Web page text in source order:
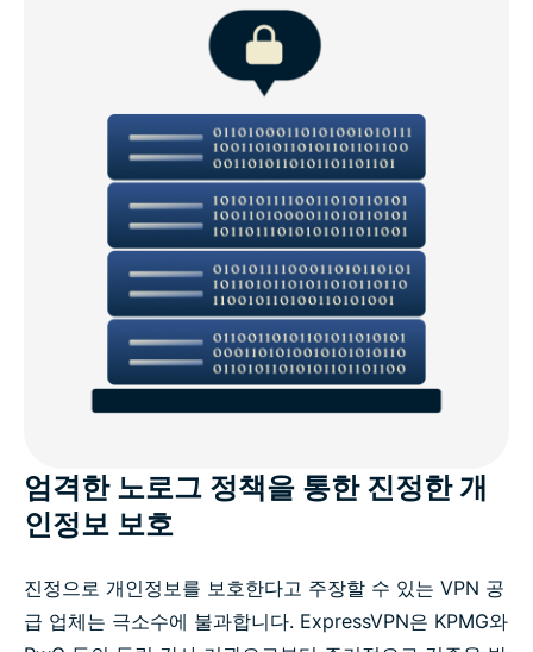
엄격한 노로그 정책을 통한 진정한 개
인정보 보호
진정으로 개인정보를 보호한다고 주장할 수 있는 VPN 공
급 업체는 극소수에 불과합니다. ExpressVPN은 KPMG와